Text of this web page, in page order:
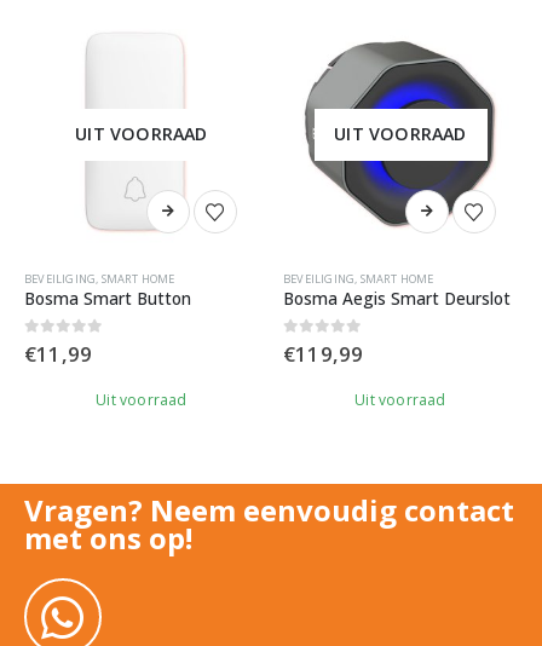
UIT VOORRAAD
BEVEILIGING, SMART HOME
Bosma Smart Button
0out of 5
€11,99
Uit voorraad
UIT VOORRAAD
BEVEILIGING, SMART HOME
Bosma Aegis Smart Deurslot
0out of 5
€119,99
Uit voorraad
Vragen? Neem eenvoudig contact
met ons op!